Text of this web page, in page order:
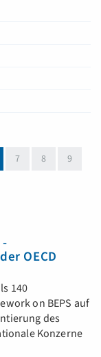
7 8
9
OECD
140
on BEPS auf
des
Konzerne